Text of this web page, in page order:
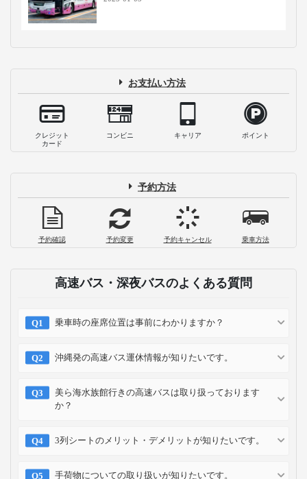
お支払い方法
クレジット
カード
コンビニ キャリア ポイント
予約方法
予約確認 予約変更 予約キャンセル 乗車方法
高速バス・深夜バスのよくある質問
乗車時の座席位置は事前にわかりますか？
沖縄発の高速バス運休情報が知りたいです。
美ら海水族館行きの高速バスは取り扱っております
か？
3列シートのメリット・デメリットが知りたいです。
手荷物についての取り扱いが知りたいです。